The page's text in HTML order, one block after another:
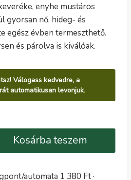
enyhe mustáros
gyorsan nő, hideg- és
egész évben termeszthető.
és párolva is kiválóak.
Válogass kedvedre, a
automatikusan levonjuk.
Kosárba teszem
automata 1 380 Ft ·